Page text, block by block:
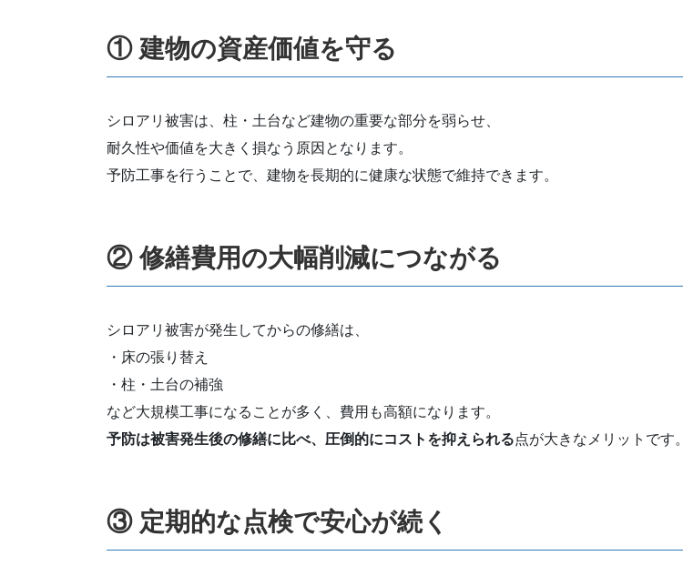
① 建物の資産価値を守る
シロアリ被害は、柱・土台など建物の重要な部分を弱らせ、
耐久性や価値を大きく損なう原因となります。
予防工事を行うことで、建物を長期的に健康な状態で維持できます。
② 修繕費用の大幅削減につながる
シロアリ被害が発生してからの修繕は、
・床の張り替え
・柱・土台の補強
など大規模工事になることが多く、費用も高額になります。
予防は被害発生後の修繕に比べ、圧倒的にコストを抑えられる点が大きなメリットです。
③ 定期的な点検で安心が続く